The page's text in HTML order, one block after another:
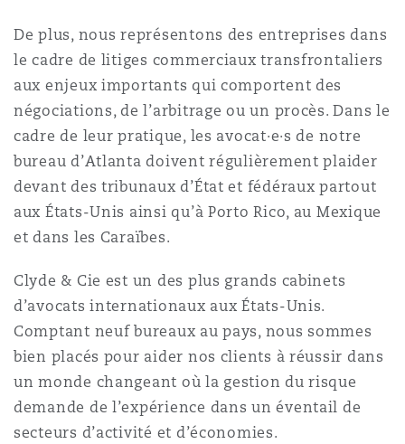
De plus, nous représentons des entreprises dans
le cadre de litiges commerciaux transfrontaliers
aux enjeux importants qui comportent des
négociations, de l’arbitrage ou un procès. Dans le
cadre de leur pratique, les avocat·e·s de notre
bureau d’Atlanta doivent régulièrement plaider
devant des tribunaux d’État et fédéraux partout
aux États-Unis ainsi qu’à Porto Rico, au Mexique
et dans les Caraïbes.
Clyde & Cie est un des plus grands cabinets
d’avocats internationaux aux États-Unis.
Comptant neuf bureaux au pays, nous sommes
bien placés pour aider nos clients à réussir dans
un monde changeant où la gestion du risque
demande de l’expérience dans un éventail de
secteurs d’activité et d’économies.